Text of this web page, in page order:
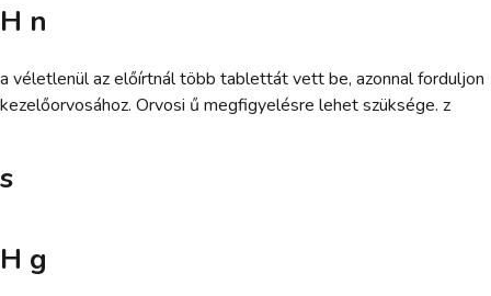
H n
a véletlenül az előírtnál több tablettát vett be, azonnal forduljon
kezelőorvosához. Orvosi ű megfigyelésre lehet szüksége. z
s
H g